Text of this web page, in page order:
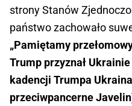
strony Stanów
państwo zachowało
„Pamiętamy
Trump przyznał
kadencji Trumpa
przeciwpancerne